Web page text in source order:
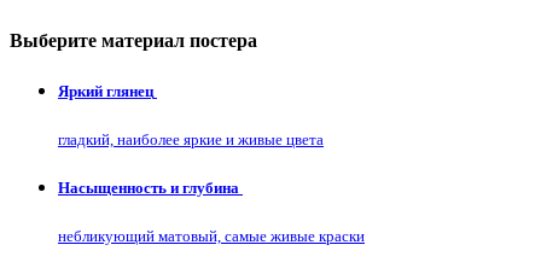
Выберите материал постера
Яркий глянец
гладкий, наиболее яркие и живые цвета
Насыщенность и глубина
небликующий матовый, самые живые краски